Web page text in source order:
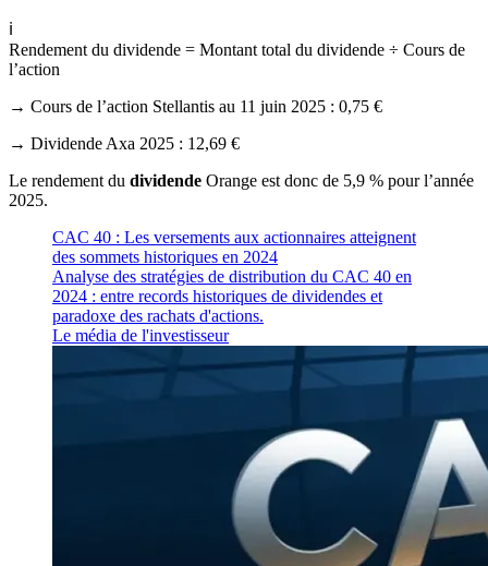
ℹ️
Rendement du dividende = Montant total du dividende ÷ Cours de
l’action
→ Cours de l’action Stellantis au 11 juin 2025 : 0,75 €
→ Dividende Axa 2025 : 12,69 €
Le rendement du dividende Orange est donc de 5,9 % pour l’année
2025.
CAC 40 : Les versements aux actionnaires atteignent
des sommets historiques en 2024
Analyse des stratégies de distribution du CAC 40 en
2024 : entre records historiques de dividendes et
paradoxe des rachats d'actions.
Le média de l'investisseur